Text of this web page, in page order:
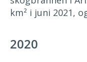
km² i juni 2021,
2020